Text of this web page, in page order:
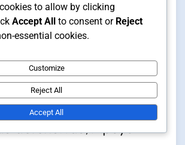
de Jugadores en
de Futsal
Marco táctico,
defensivas, Apoyo
to allow by clicking
Accept All to consent or Reject
essential cookies.
Customize
Reject All
Accept All